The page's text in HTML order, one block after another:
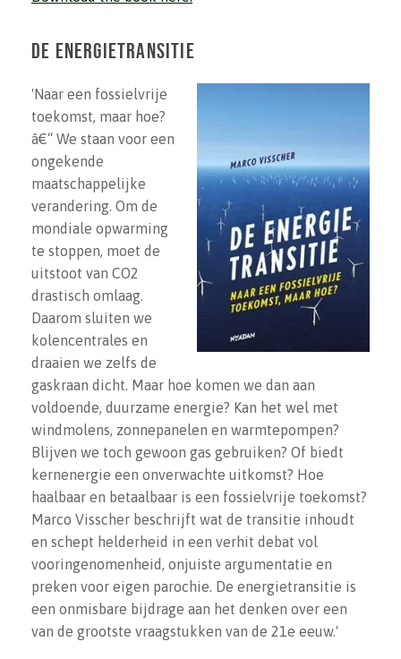
De Energietransitie
'Naar een fossielvrije
toekomst, maar hoe?
â€“ We staan voor een
ongekende
maatschappelijke
verandering. Om de
mondiale opwarming
te stoppen, moet de
uitstoot van CO2
drastisch omlaag.
Daarom sluiten we
kolencentrales en
draaien we zelfs de
gaskraan dicht. Maar hoe komen we dan aan
voldoende, duurzame energie? Kan het wel met
windmolens, zonnepanelen en warmtepompen?
Blijven we toch gewoon gas gebruiken? Of biedt
kernenergie een onverwachte uitkomst? Hoe
haalbaar en betaalbaar is een fossielvrije toekomst?
Marco Visscher beschrijft wat de transitie inhoudt
en schept helderheid in een verhit debat vol
vooringenomenheid, onjuiste argumentatie en
preken voor eigen parochie. De energietransitie is
een onmisbare bijdrage aan het denken over een
van de grootste vraagstukken van de 21e eeuw.'